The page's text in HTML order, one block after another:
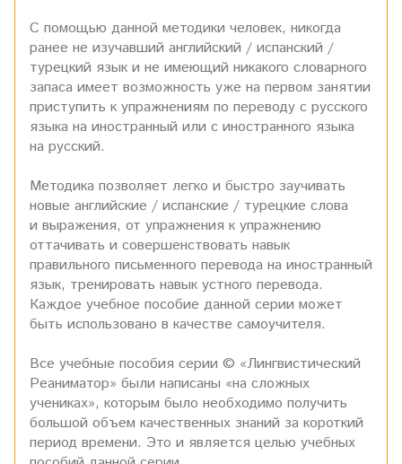
С помощью данной методики человек, никогда
ранее не изучавший английский / испанский /
турецкий язык и не имеющий никакого словарного
запаса имеет возможность уже на первом занятии
приступить к упражнениям по переводу с русского
языка на иностранный или с иностранного языка
на русский.
Методика позволяет легко и быстро заучивать
новые английские / испанские / турецкие слова
и выражения, от упражнения к упражнению
оттачивать и совершенствовать навык
правильного письменного перевода на иностранный
язык, тренировать навык устного перевода.
Каждое учебное пособие данной серии может
быть использовано в качестве самоучителя.
Все учебные пособия серии © «Лингвистический
Реаниматор» были написаны «на сложных
учениках», которым было необходимо получить
большой объем качественных знаний за короткий
период времени. Это и является целью учебных